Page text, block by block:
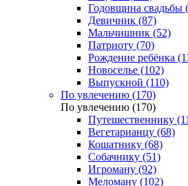
Годовщина свадьбы
Девичник (87)
Мальчишник (52)
Патриоту (70)
Рождение ребёнка
Новоселье (102)
Выпускной (110)
По увлечению (170)
По увлечению (170)
Путешественнику
Вегетарианцу (68)
Кошатнику (68)
Собачнику (51)
Игроману (92)
Меломану (102)